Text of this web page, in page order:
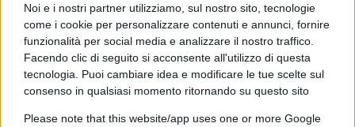
Noi e i nostri partner utilizziamo, sul nostro sito, tecnologie
come i cookie per personalizzare contenuti e annunci, fornire
funzionalità per social media e analizzare il nostro traffico.
Facendo clic di seguito si acconsente all'utilizzo di questa
tecnologia. Puoi cambiare idea e modificare le tue scelte sul
consenso in qualsiasi momento ritornando su questo sito
Please note that this website/app uses one or more Google
Giuseppe Inchingolo– Chief Corporate Affairs,
Communication & Sustainability Officer del
Gruppo Ferrovie dello Stato Italiane. Il tema al
centro del dibattito è la capacità di attrattiva degli
investimenti in Italia.